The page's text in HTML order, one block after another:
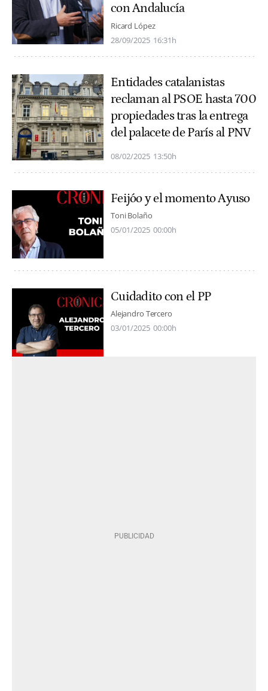
con Andalucía
Ricard López
28/09/2025 16:31h
Entidades catalanistas
reclaman al PSOE hasta 700
propiedades tras la entrega
del palacete de París al PNV
08/02/2025 13:50h
Feijóo y el momento Ayuso
Toni Bolaño
05/01/2025 00:00h
Cuidadito con el PP
Alejandro Tercero
03/01/2025 00:00h